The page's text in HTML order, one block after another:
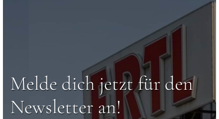
Melde dich jetzt für den
Newsletter an!